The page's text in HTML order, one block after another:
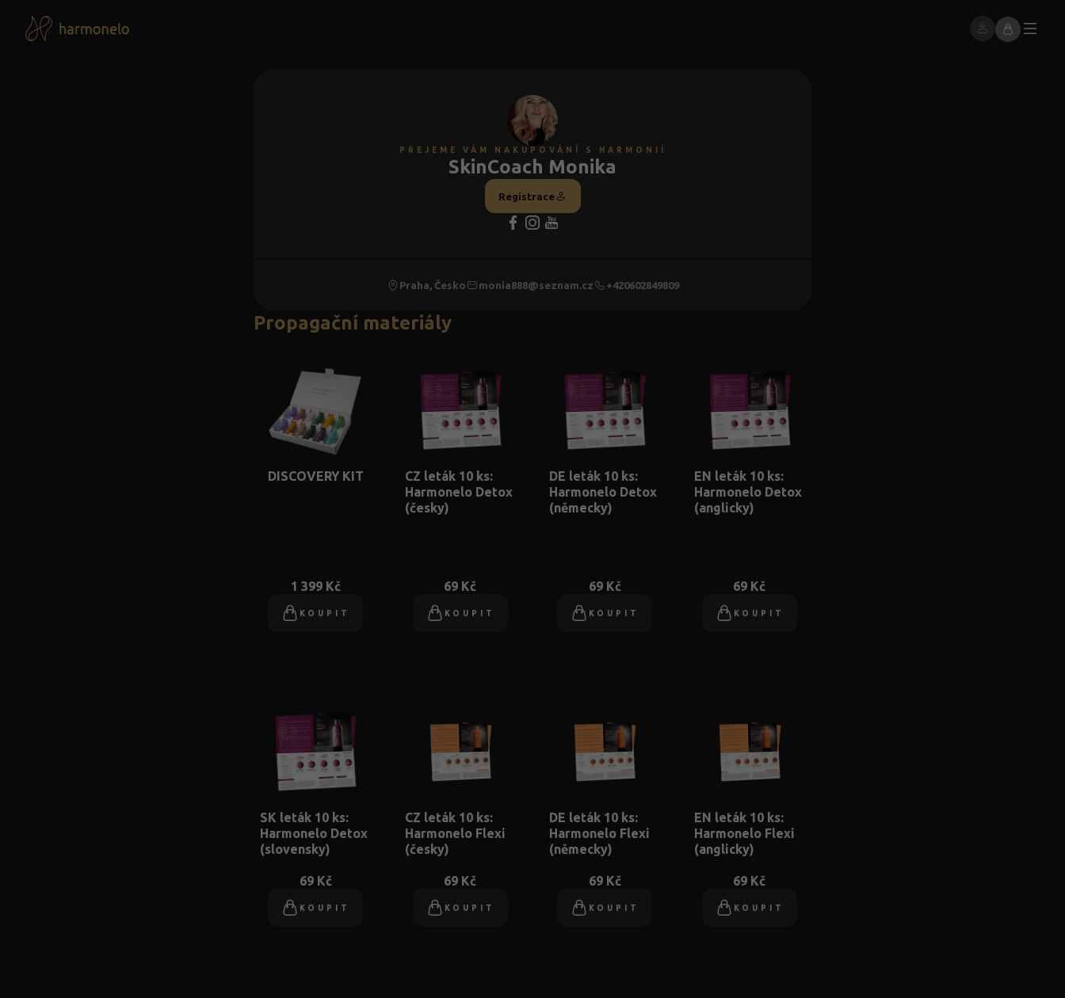
PŘEJEME VÁM NAKUPOVÁNÍ S HARMONIÍ
SkinCoach Monika
Registrace
Praha, Česko monia888@seznam.cz +420602849809
Propagační materiály
DISCOVERY KIT
1 399 Kč
KOUPIT
CZ leták 10 ks:
Harmonelo Detox
(česky)
69 Kč
KOUPIT
DE leták 10 ks:
Harmonelo Detox
(německy)
69 Kč
KOUPIT
EN leták 10 ks:
Harmonelo Detox
(anglicky)
69 Kč
KOUPIT
SK leták 10 ks:
Harmonelo Detox
(slovensky)
69 Kč
KOUPIT
CZ leták 10 ks:
Harmonelo Flexi
(česky)
69 Kč
KOUPIT
DE leták 10 ks:
Harmonelo Flexi
(německy)
69 Kč
KOUPIT
EN leták 10 ks:
Harmonelo Flexi
(anglicky)
69 Kč
KOUPIT